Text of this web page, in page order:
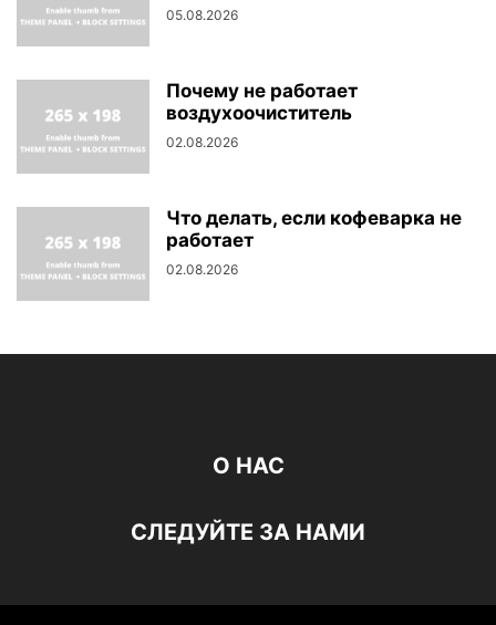
05.08.2026
Почему не работает
воздухоочиститель
02.08.2026
Что делать, если кофеварка не
работает
02.08.2026
О НАС
СЛЕДУЙТЕ ЗА НАМИ